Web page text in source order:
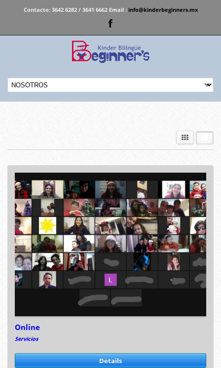
Contacto:3642 6282 / 3641 6662 Email : info@kinderbeginners.mx
Online
Servicios
Details